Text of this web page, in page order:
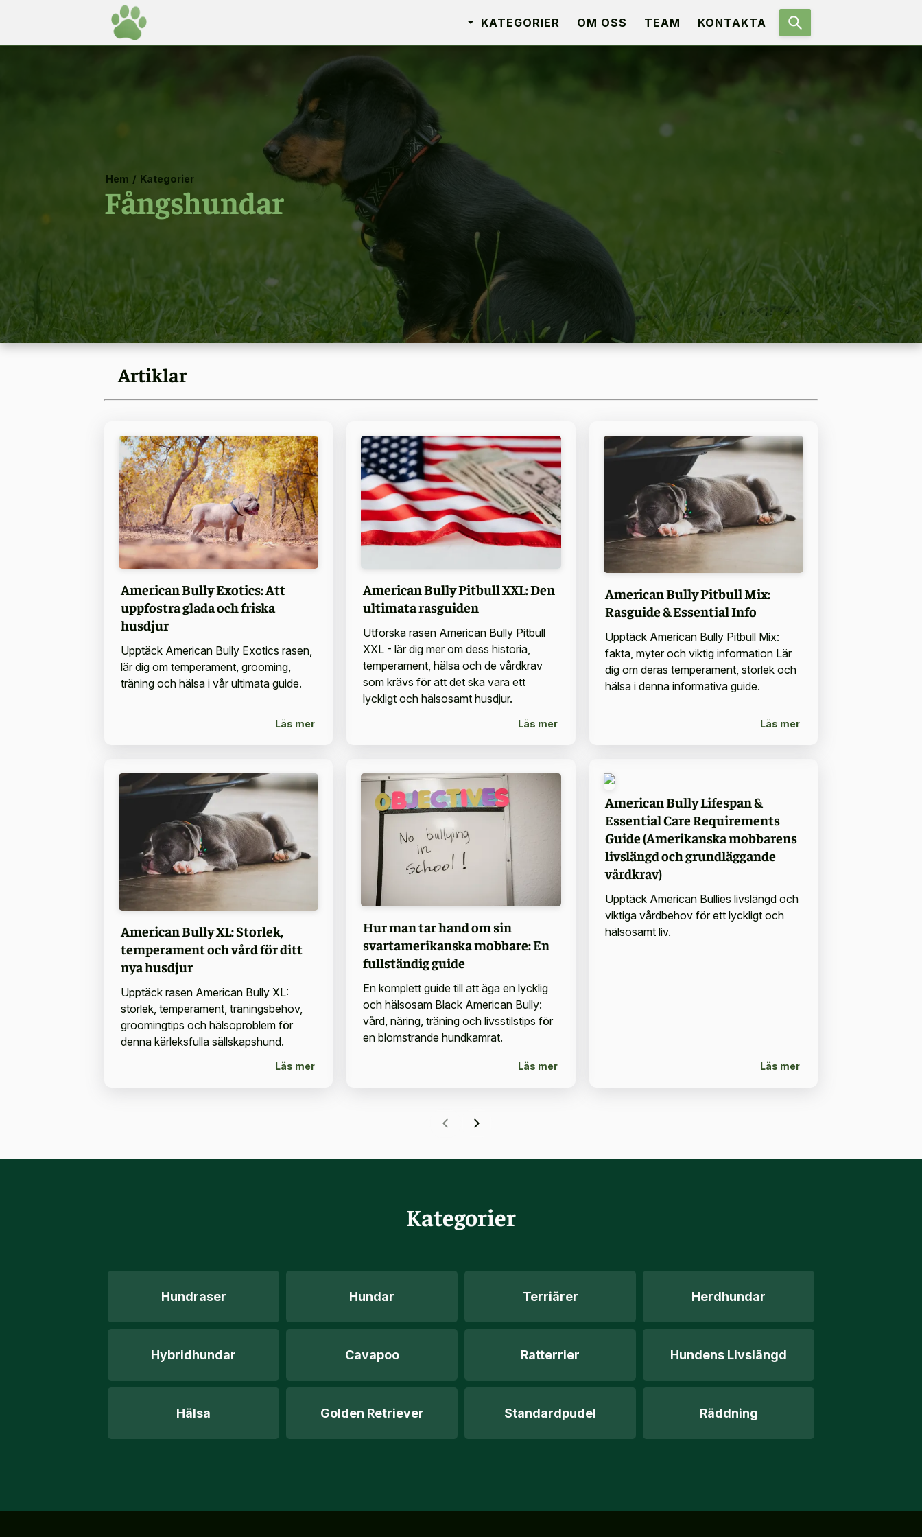
KATEGORIER OM OSS TEAM KONTAKTA
Hem / Kategorier
Fångshundar
Artiklar
American Bully Exotics: Att
uppfostra glada och friska
husdjur
Upptäck American Bully Exotics rasen,
lär dig om temperament, grooming,
träning och hälsa i vår ultimata guide.
Läs mer
American Bully Pitbull XXL: Den
ultimata rasguiden
Utforska rasen American Bully Pitbull
XXL - lär dig mer om dess historia,
temperament, hälsa och de vårdkrav
som krävs för att det ska vara ett
lyckligt och hälsosamt husdjur.
Läs mer
American Bully Pitbull Mix:
Rasguide & Essential Info
Upptäck American Bully Pitbull Mix:
fakta, myter och viktig information Lär
dig om deras temperament, storlek och
hälsa i denna informativa guide.
Läs mer
American Bully XL: Storlek,
temperament och vård för ditt
nya husdjur
Upptäck rasen American Bully XL:
storlek, temperament, träningsbehov,
groomingtips och hälsoproblem för
denna kärleksfulla sällskapshund.
Läs mer
Hur man tar hand om sin
svartamerikanska mobbare: En
fullständig guide
En komplett guide till att äga en lycklig
och hälsosam Black American Bully:
vård, näring, träning och livsstilstips för
en blomstrande hundkamrat.
Läs mer
American Bully Lifespan &
Essential Care Requirements
Guide (Amerikanska mobbarens
livslängd och grundläggande
vårdkrav)
Upptäck American Bullies livslängd och
viktiga vårdbehov för ett lyckligt och
hälsosamt liv.
Läs mer
Kategorier
Hundraser Hundar Terriärer Herdhundar
Hybridhundar Cavapoo Ratterrier Hundens Livslängd
Hälsa Golden Retriever Standardpudel Räddning